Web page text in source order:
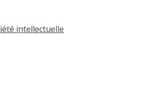
intellectuelle